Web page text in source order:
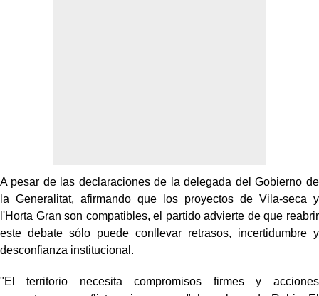
A pesar de las declaraciones de la delegada del Gobierno de
la Generalitat, afirmando que los proyectos de Vila-seca y
l'Horta Gran son compatibles, el partido advierte de que reabrir
este debate sólo puede conllevar retrasos, incertidumbre y
desconfianza institucional.
"El territorio necesita compromisos firmes y acciones